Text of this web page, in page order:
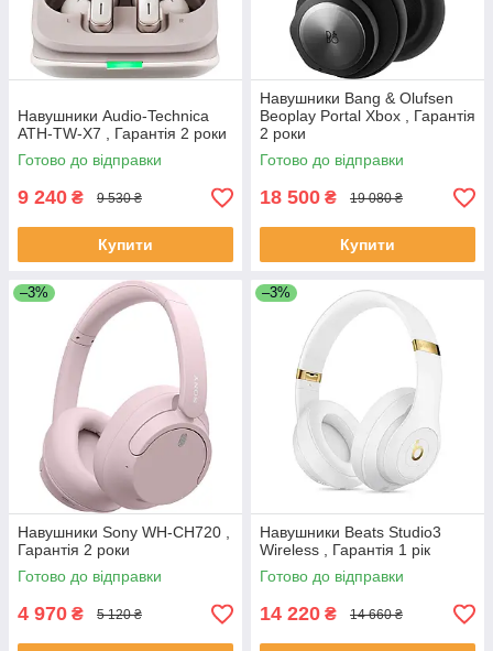
Навушники Audio-Technica
ATH-TW-X7 , Гарантія 2 роки
Готово до відправки
9 240 ₴ 9 530 ₴
Купити
Навушники Bang & Olufsen
Beoplay Portal Xbox , Гарантія
2 роки
Готово до відправки
18 500 ₴ 19 080 ₴
Купити
–3%
Навушники Sony WH-CH720 ,
Гарантія 2 роки
Готово до відправки
4 970 ₴ 5 120 ₴
–3%
Навушники Beats Studio3
Wireless , Гарантія 1 рік
Готово до відправки
14 220 ₴ 14 660 ₴